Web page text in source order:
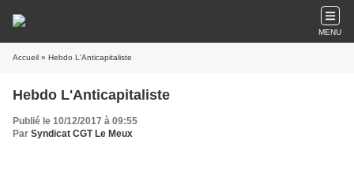
MENU
Accueil » Hebdo L'Anticapitaliste
Hebdo L'Anticapitaliste
Publié le 10/12/2017 à 09:55
Par Syndicat CGT Le Meux